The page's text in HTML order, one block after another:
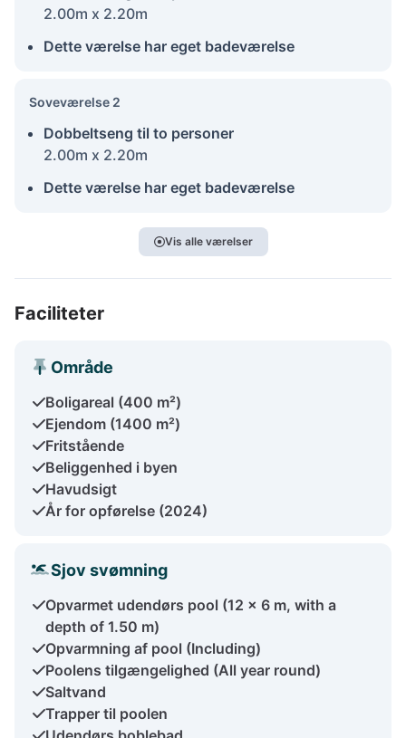
2.00m x 2.20m
Dette værelse har eget badeværelse
Soveværelse 2
Dobbeltseng til to personer
2.00m x 2.20m
Dette værelse har eget badeværelse
Vis alle værelser
Faciliteter
Område
Boligareal (400 m²)
Ejendom (1400 m²)
Fritstående
Beliggenhed i byen
Havudsigt
År for opførelse (2024)
Sjov svømning
Opvarmet udendørs pool (12 x 6 m, with a
depth of 1.50 m)
Opvarmning af pool (Including)
Poolens tilgængelighed (All year round)
Saltvand
Trapper til poolen